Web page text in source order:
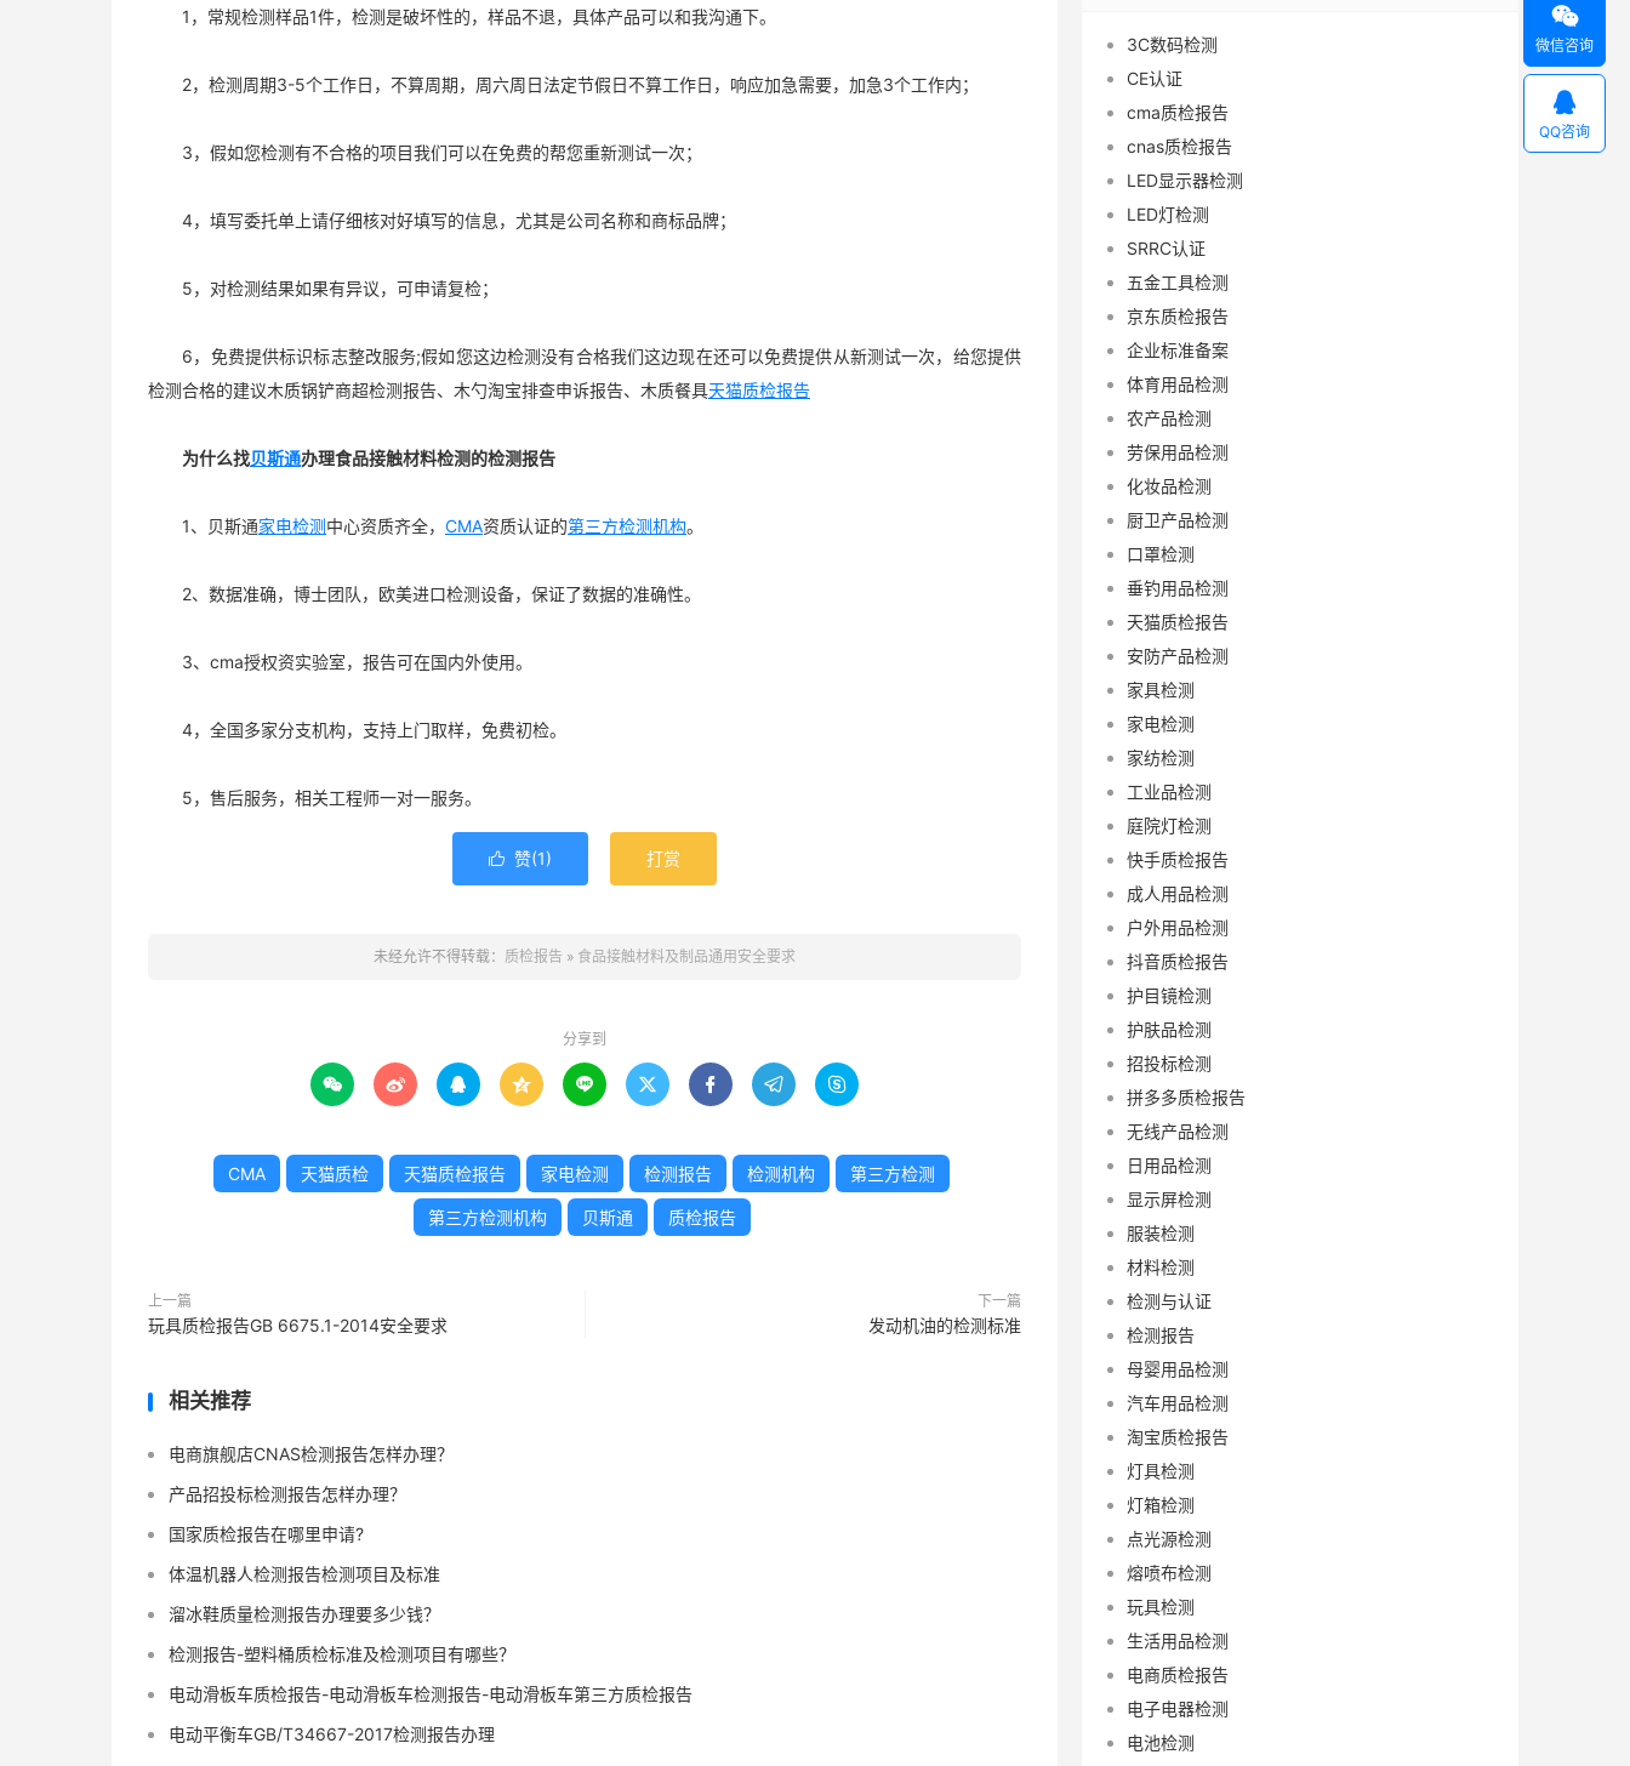
1，常规检测样品1件，检测是破坏性的，样品不退，具体产品可以和我沟通下。
2，检测周期3-5个工作日，不算周期，周六周日法定节假日不算工作日，响应加急需要，加急3个工作内；
3，假如您检测有不合格的项目我们可以在免费的帮您重新测试一次；
4，填写委托单上请仔细核对好填写的信息，尤其是公司名称和商标品牌；
5，对检测结果如果有异议，可申请复检；
6，免费提供标识标志整改服务;假如您这边检测没有合格我们这边现在还可以免费提供从新测试一次，给您提供
检测合格的建议木质锅铲商超检测报告、木勺淘宝排查申诉报告、木质餐具天猫质检报告
为什么找贝斯通办理食品接触材料检测的检测报告
1、贝斯通家电检测中心资质齐全， CMA资质认证的第三方检测机构。
2、数据准确，博士团队，欧美进口检测设备，保证了数据的准确性。
3、cma授权资实验室，报告可在国内外使用。
4，全国多家分支机构，支持上门取样，免费初检。
5，售后服务，相关工程师一对一服务。
 赞(1) 打赏
未经允许不得转载： 质检报告 » 食品接触材料及制品通用安全要求
分享到
        
CMA 天猫质检 天猫质检报告 家电检测 检测报告 检测机构 第三方检测
第三方检测机构 贝斯通 质检报告
上一篇
玩具质检报告GB 6675.1-2014安全要求
下一篇
发动机油的检测标准
相关推荐
电商旗舰店CNAS检测报告怎样办理？
产品招投标检测报告怎样办理？
国家质检报告在哪里申请?
体温机器人检测报告检测项目及标准
溜冰鞋质量检测报告办理要多少钱？
检测报告-塑料桶质检标准及检测项目有哪些？
电动滑板车质检报告-电动滑板车检测报告-电动滑板车第三方质检报告
电动平衡车GB/T34667-2017检测报告办理
3C数码检测
CE认证
cma质检报告
cnas质检报告
LED显示器检测
LED灯检测
SRRC认证
五金工具检测
京东质检报告
企业标准备案
体育用品检测
农产品检测
劳保用品检测
化妆品检测
厨卫产品检测
口罩检测
垂钓用品检测
天猫质检报告
安防产品检测
家具检测
家电检测
家纺检测
工业品检测
庭院灯检测
快手质检报告
成人用品检测
户外用品检测
抖音质检报告
护目镜检测
护肤品检测
招投标检测
拼多多质检报告
无线产品检测
日用品检测
显示屏检测
服装检测
材料检测
检测与认证
检测报告
母婴用品检测
汽车用品检测
淘宝质检报告
灯具检测
灯箱检测
点光源检测
熔喷布检测
玩具检测
生活用品检测
电商质检报告
电子电器检测
电池检测

微信咨询

QQ咨询